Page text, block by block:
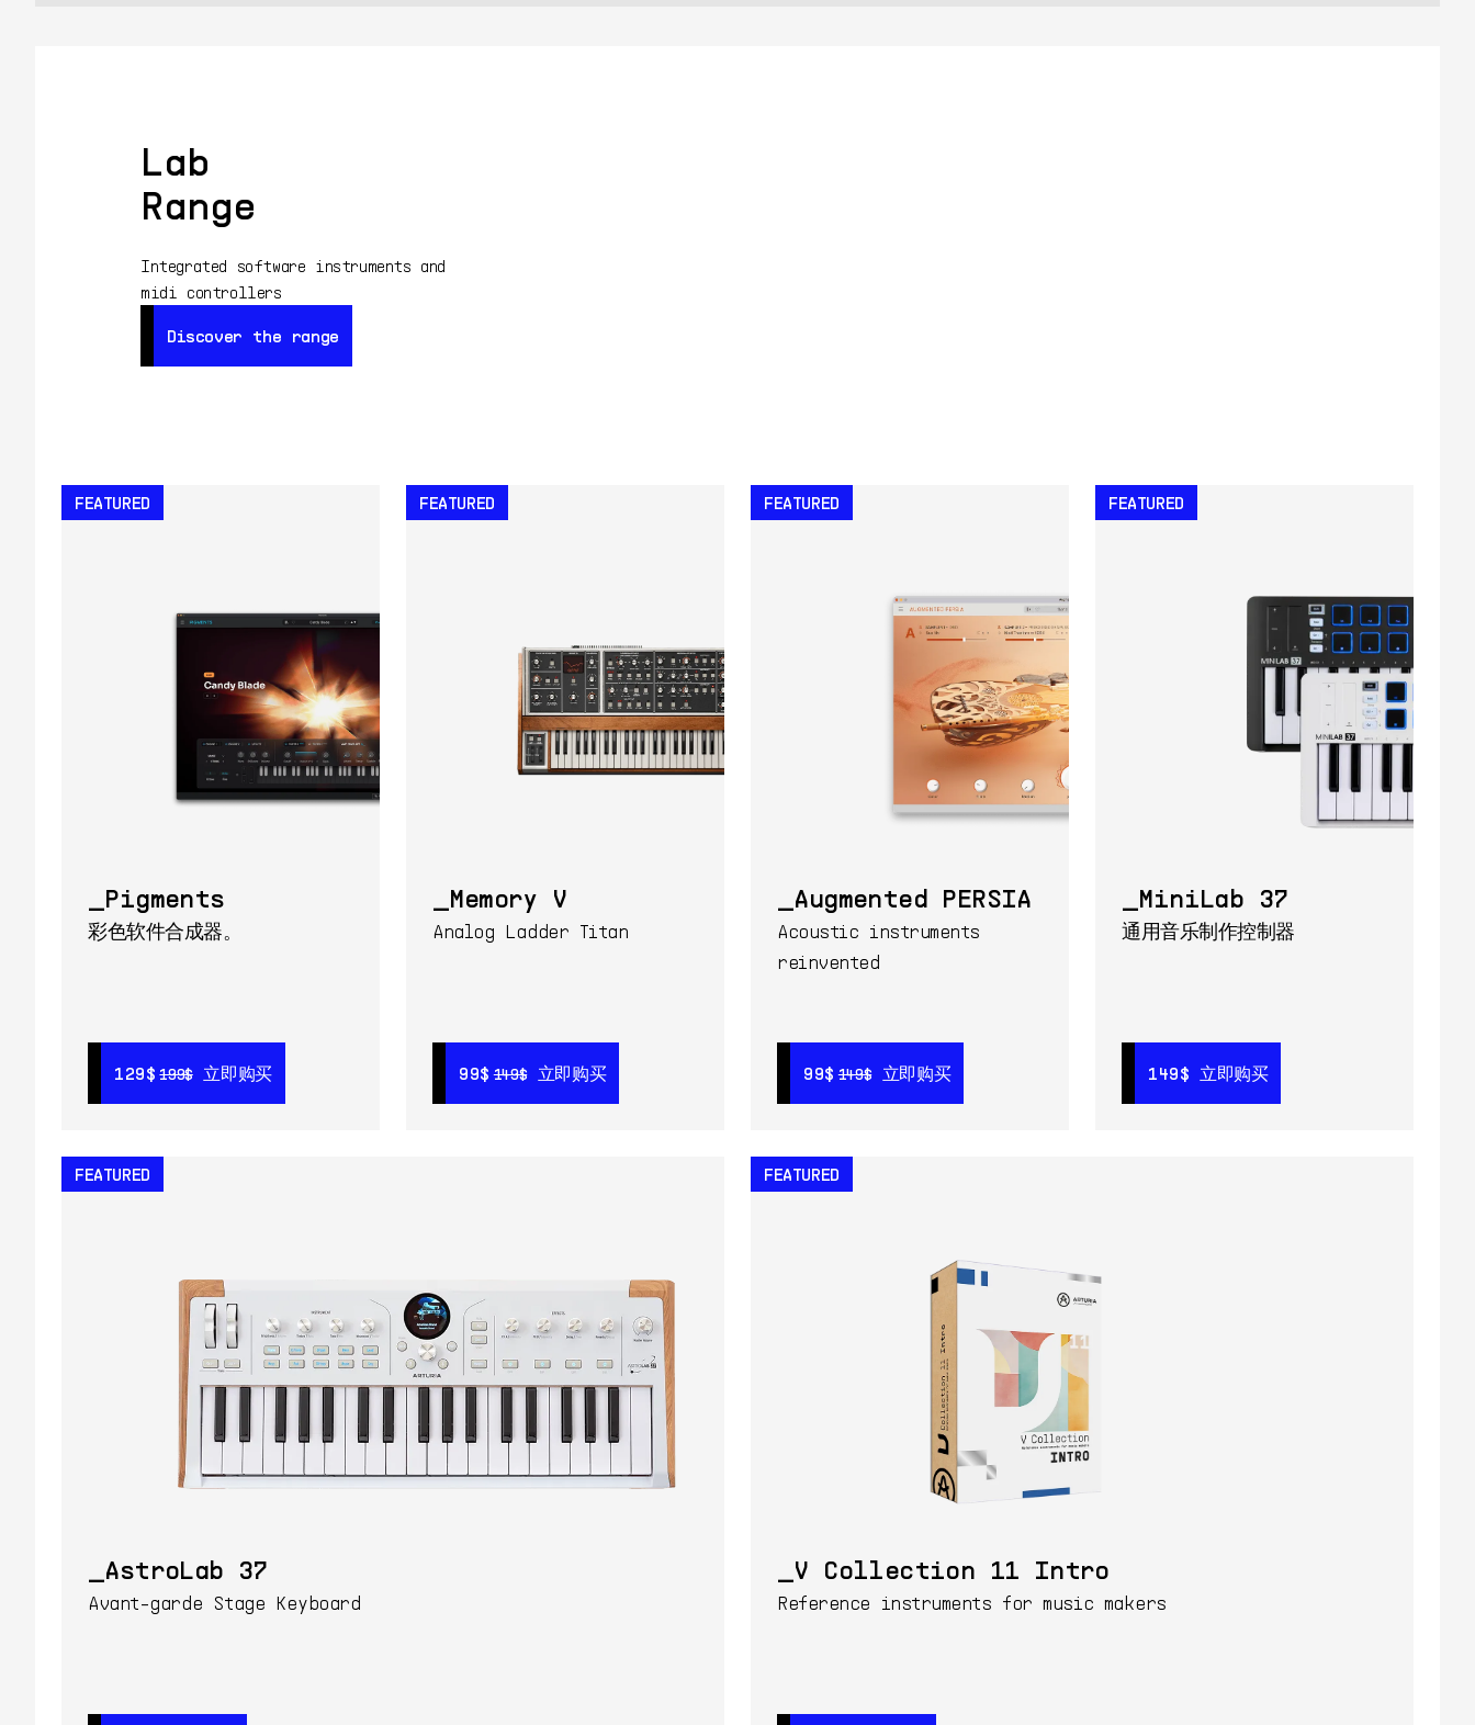
Lab
Range
Integrated software instruments and
midi controllers
Discover the range
Discover the range
FEATURED
Pigments
彩色软件合成器。
129$ 199$立即购买
129$ 199$立即购买 129$
FEATURED
Memory V
Analog Ladder Titan
99$ 149$立即购买
99$ 149$立即购买 99$ 149$
FEATURED
Augmented PERSIA
Acoustic instruments
reinvented
99$ 149$立即购买
99$ 149$立即购买 99$
FEATURED
MiniLab 37
通用音乐制作控制器
149$ 立即购买
149$ 立即购买
FEATURED
AstroLab 37
Avant-garde Stage Keyboard
FEATURED
V Collection 11 Intro
Reference instruments for music makers